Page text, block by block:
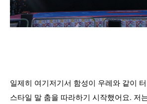
일제히 여기저기서 함성이 우레와 같이
스타일 말 춤을 따라하기 시작했어요. 저